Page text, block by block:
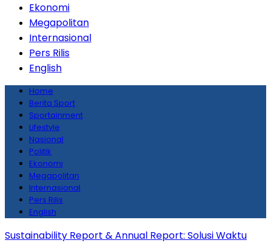
Ekonomi
Megapolitan
Internasional
Pers Rilis
English
Home
Berita Sport
Sportainment
Lifestyle
Nasional
Politik
Ekonomi
Megapolitan
Internasional
Pers Rilis
English
Sustainability Report & Annual Report: Solusi Waktu